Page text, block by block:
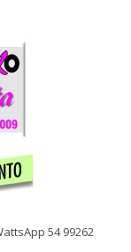
54 99262
54 99262